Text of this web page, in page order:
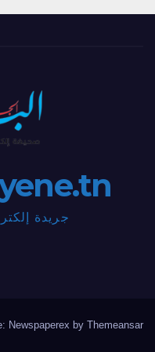
جريدة
Newspaperex by Themeansar